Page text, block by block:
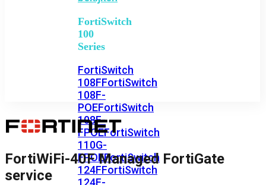
FortiSwitch
100
Series
FortiSwitch
108FFortiSwitch
108F-
POEFortiSwitch
108F-
FPOEFortiSwitch
110G-
FPOEFortiSwitch
124FFortiSwitch
124F-
FortiWiFi-40F Managed FortiGate
service